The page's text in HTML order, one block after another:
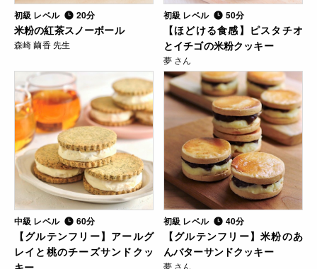
初級 レベル 20分
米粉の紅茶スノーボール
森崎 繭香 先生
初級 レベル 50分
【ほどける食感】ピスタチオ
とイチゴの米粉クッキー
夢 さん
中級 レベル 60分
【グルテンフリー】アールグ
レイと桃のチーズサンドクッ
初級 レベル 40分
【グルテンフリー】米粉のあ
んバターサンドクッキー
夢 さん